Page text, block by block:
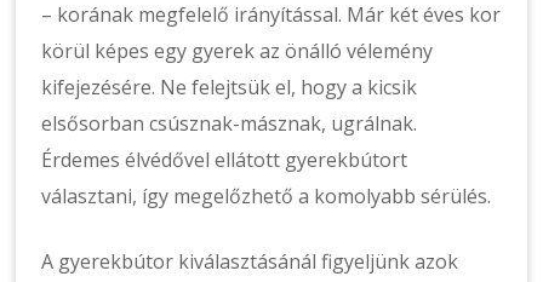
– korának megfelelő irányítással. Már két éves kor
körül képes egy gyerek az önálló vélemény
kifejezésére. Ne felejtsük el, hogy a kicsik
elsősorban csúsznak-másznak, ugrálnak.
Érdemes élvédővel ellátott gyerekbútort
választani, így megelőzhető a komolyabb sérülés.
A gyerekbútor kiválasztásánál figyeljünk azok